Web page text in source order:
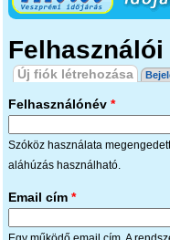
Elsődleges fülek
Új fiók létrehozása
Felhasználónév *
Szóköz használata
aláhúzás használható.
Email cím *